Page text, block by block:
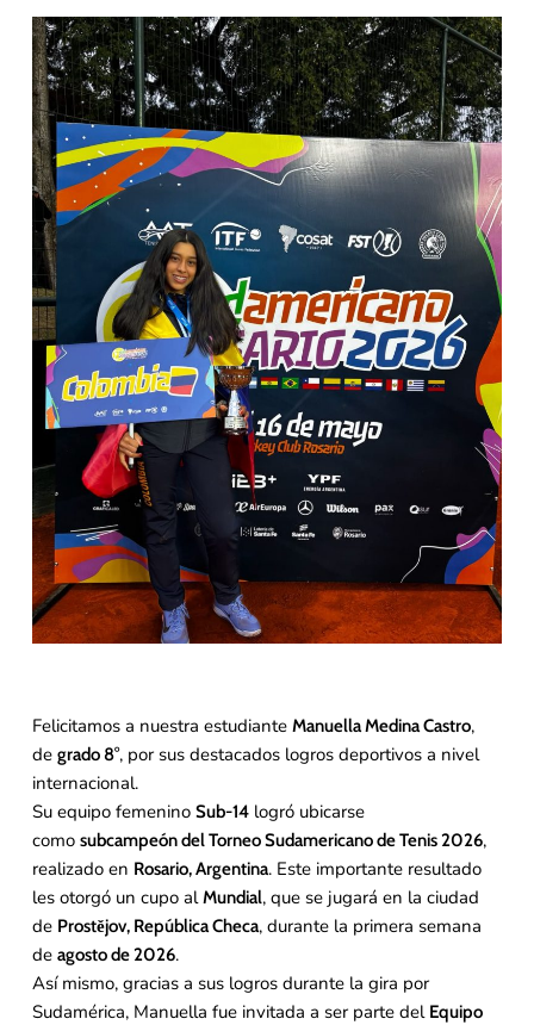
Felicitamos a nuestra estudiante Manuella Medina Castro,
de grado 8°, por sus destacados logros deportivos a nivel
internacional.
Su equipo femenino Sub-14logró ubicarse
como subcampeón del Torneo Sudamericano de Tenis 2026,
realizado en Rosario, Argentina. Este importante resultado
les otorgó un cupo alMundial, que se jugará en la ciudad
de Prostějov, República Checa, durante la primera semana
de agosto de 2026.
Así mismo, gracias a sus logros durante la gira por
Sudamérica, Manuella fue invitada a ser parte del Equipo